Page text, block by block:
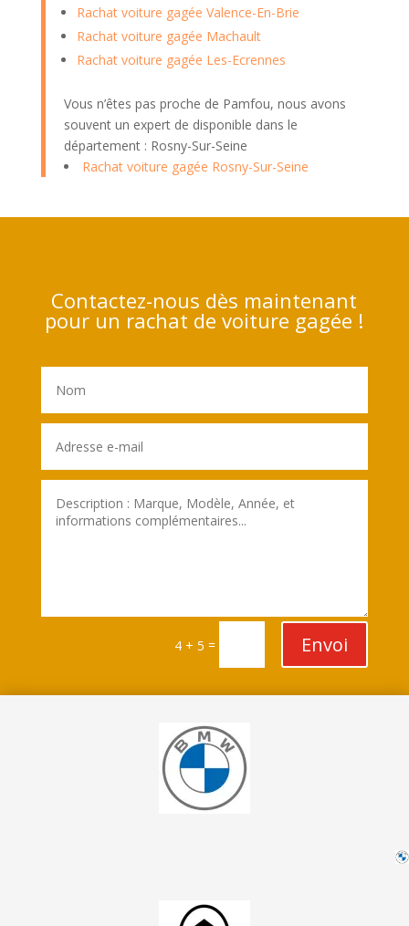
Rachat voiture gagée Valence-En-Brie
Rachat voiture gagée Machault
Rachat voiture gagée Les-Ecrennes
Vous n’êtes pas proche de Pamfou, nous avons
souvent un expert de disponible dans le
département : Rosny-Sur-Seine
Rachat voiture gagée Rosny-Sur-Seine
Contactez-nous dès maintenant
pour un rachat de voiture gagée !
4 + 5 = Envoi